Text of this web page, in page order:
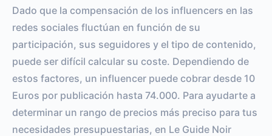
Dado que la compensación de los influencers en las
redes sociales fluctúan en función de su
participación, sus seguidores y el tipo de contenido,
puede ser difícil calcular su coste. Dependiendo de
estos factores, un influencer puede cobrar desde 10
Euros por publicación hasta 74.000. Para ayudarte a
determinar un rango de precios más preciso para tus
necesidades presupuestarias, en Le Guide Noir